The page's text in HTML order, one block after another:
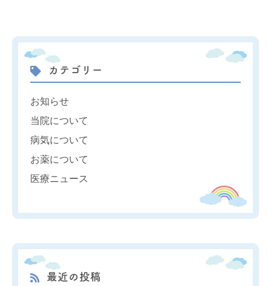
カテゴリー
お知らせ
当院について
病気について
お薬について
医療ニュース
最近の投稿